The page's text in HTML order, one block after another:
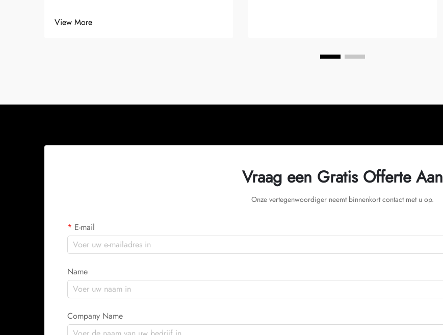
View More
Vraag een Gratis Offerte Aan
Onze vertegenwoordiger neemt binnenkort contact met u op.
E-mail
Name
Company Name